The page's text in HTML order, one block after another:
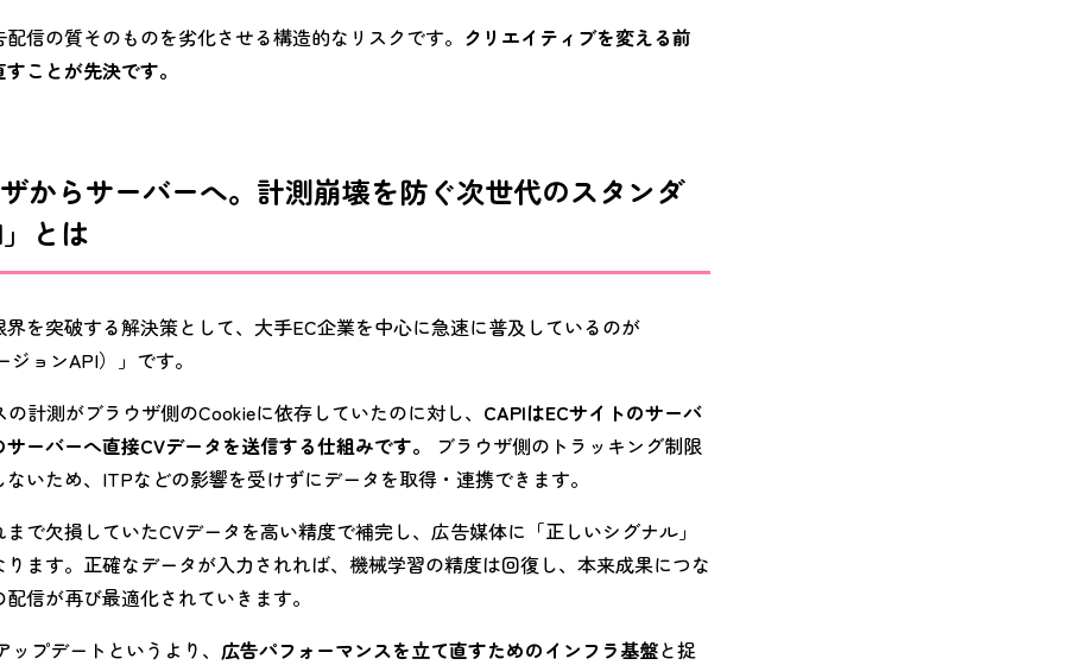
信の質そのものを劣化させる構造的なリスクです。 クリエイティブを変える前
ことが先決です。
からサーバーへ。計測崩壊を防ぐ次世代のスタンダ
とは
界を突破する解決策として、大手EC企業を中心に急速に普及しているのが
ジョンAPI）」です。
計測がブラウザ側のCookieに依存していたのに対し、 CAPIはECサイトのサーバ
ーバーへ直接CVデータを送信する仕組みです。
ブラウザ側のトラッキング制限
いため、ITPなどの影響を受けずにデータを取得・連携できます。
で欠損していたCVデータを高い精度で補完し、広告媒体に「正しいシグナル」
ります。正確なデータが入力されれば、機械学習の精度は回復し、本来成果につな
信が再び最適化されていきます。
プデートというより、 広告パフォーマンスを立て直すためのインフラ基盤と捉